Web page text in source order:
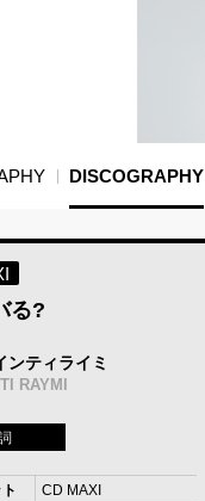
DISCOGRAPHY
る?
ンティライミ
RAYMI
CD MAXI